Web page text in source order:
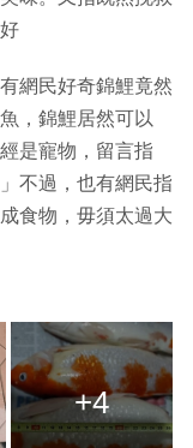
網民好奇錦鯉竟然
，錦鯉居然可以
是寵物，留言指
不過，也有網民指
食物，毋須太過大
+4